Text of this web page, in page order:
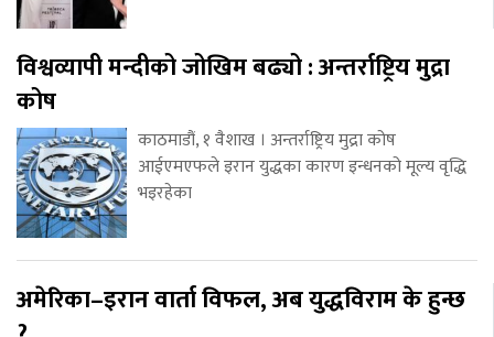
विश्वव्यापी मन्दीको जोखिम बढ्यो : अन्तर्राष्ट्रिय मुद्रा
कोष
काठमाडौं, १ वैशाख । अन्तर्राष्ट्रिय मुद्रा कोष
आईएमएफले इरान युद्धका कारण इन्धनको मूल्य वृद्धि
भइरहेका
अमेरिका–इरान वार्ता विफल, अब युद्धविराम के हुन्छ